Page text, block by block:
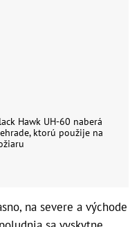
Hawk UH-60 naberá
ktorú použije na
na severe a východe